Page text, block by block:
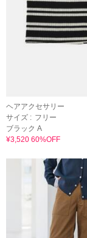
ヘアアクセサリー
サイズ : フリー
ブラック A
¥3,520 60%OFF